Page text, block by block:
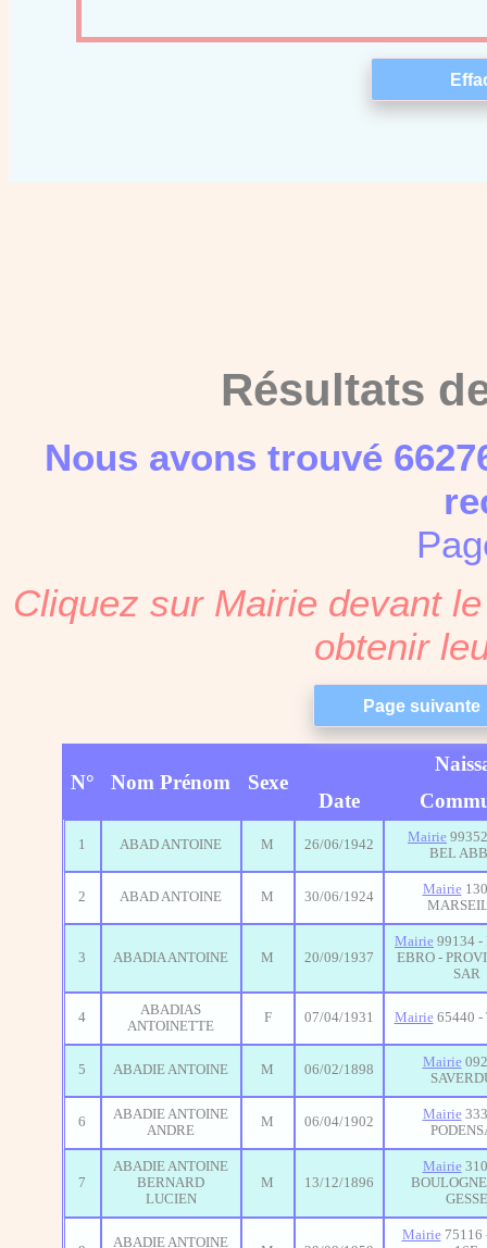
Résultats
Nous avons trouvé
Cliquez sur Mairie devant
obtenir
N° Nom Prénom Sexe
Date
1 ABAD ANTOINE M 26/06/1942 Mairie
BEL
2 ABAD ANTOINE M 30/06/1924 Mairie
3 ABADIA ANTOINE M 20/09/1937
Mairie 99134 -
EBRO -
SAR
4
ABADIAS
ANTOINETTE
F 07/04/1931 Mairie65440 -
5 ABADIE ANTOINE M 06/02/1898 Mairie
6
ABADIE ANTOINE
ANDRE
M 06/04/1902 Mairie
7
ABADIE ANTOINE
BERNARD
LUCIEN
M 13/12/1896
Mairie
GESSE
ABADIE ANTOINE
Mairie75116